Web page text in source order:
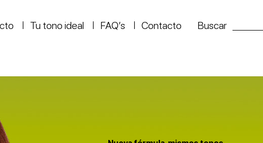
Tu tono ideal FAQ’s Contacto Buscar